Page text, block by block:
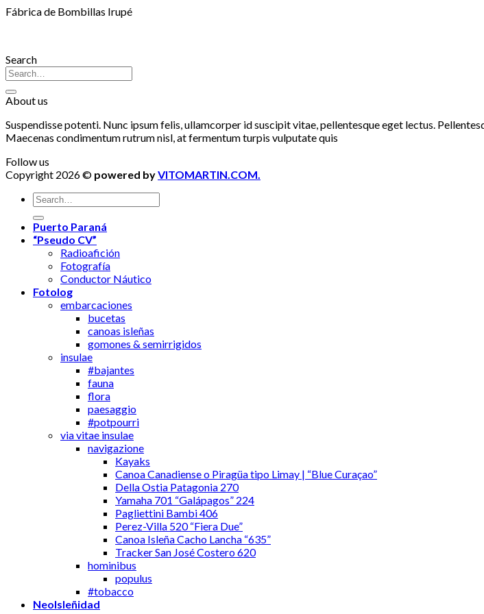
Fábrica de Bombillas Irupé
Search
About us
Suspendisse potenti. Nunc ipsum felis, ullamcorper id suscipit vitae, pellentesque eget lectus.
Maecenas condimentum rutrum nisl, at fermentum turpis vulputate quis
Follow us
Copyright 2026 © powered byVITOMARTIN.COM.
Puerto Paraná
“Pseudo CV”
Radioafición
Fotografía
Conductor Náutico
Fotolog
embarcaciones
bucetas
canoas isleñas
gomones & semirrigidos
insulae
#bajantes
fauna
flora
paesaggio
#potpourri
via vitae insulae
navigazione
Kayaks
Canoa Canadiense o Piragüa tipo Limay | “Blue Curaçao”
Della Ostia Patagonia 270
Yamaha 701 “Galápagos” 224
Pagliettini Bambi 406
Perez-Villa 520 “Fiera Due”
Canoa Isleña Cacho Lancha “635”
Tracker San José Costero 620
hominibus
populus
#tobacco
NeoIsleñidad